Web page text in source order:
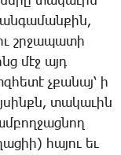
շրջա­պա­տի
մէջ այդ
չքա­նայ՝ ի
տա­կա­ւին
հա­յու եւ